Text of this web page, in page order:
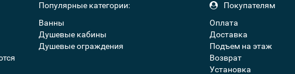
Популярные категории:
Ванны
Душевые кабины
Душевые ограждения
Покупателям
Оплата
Доставка
Подъем на этаж
Возврат
Установка